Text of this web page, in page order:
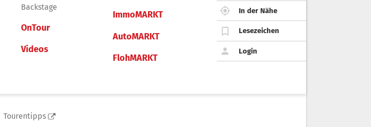
Backstage
OnTour
Videos
ImmoMARKT
AutoMARKT
FlohMARKT
In der Nähe
Lesezeichen
Login
Tourentipps